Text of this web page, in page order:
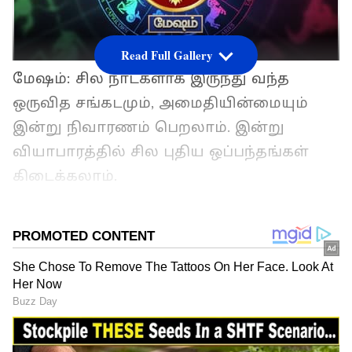
மேஷம்: சில நாட்களாக இருந்து வந்த
ஒருவித சங்கடமும், அமைதியின்மையும்
இன்று நிவாரணம் பெறலாம். இன்று
வியாபாரத்தில் சில புதிய ஒப்பந்தங்கள்
கிடைக்கலாம்.
தேர்வாக்குங்கள்
Read Full Gallery